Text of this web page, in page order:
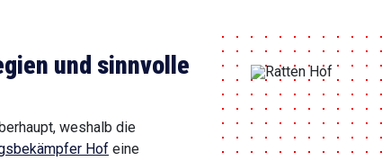
und sinnvolle
weshalb die
Hof eine